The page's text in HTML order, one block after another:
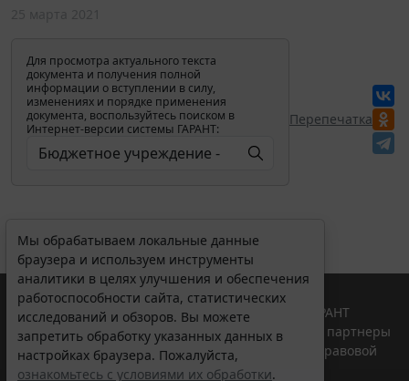
Для просмотра актуального текста
документа и получения полной
информации о вступлении в силу,
изменениях и порядке применения
документа, воспользуйтесь поиском в
Интернет-версии системы ГАРАНТ:
Перепечатка
Мы обрабатываем локальные данные
браузера и используем инструменты
аналитики в целях улучшения и обеспечения
работоспособности сайта, статистических
исследований и обзоров. Вы можете
запретить обработку указанных данных в
настройках браузера. Пожалуйста,
ознакомьтесь с условиями их обработки.
© ООО "НПП "ГАРАНТ-СЕРВИС", 2026. Система ГАРАНТ
выпускается с 1990 года. Компания "Гарант" и ее партнеры
являются участниками Российской ассоциации правовой
информации ГАРАНТ.